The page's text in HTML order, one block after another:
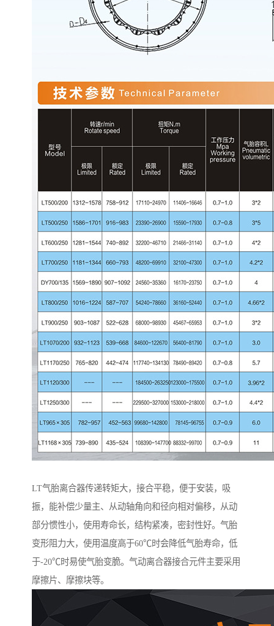
LT气胎离合器传递转矩大，接合平稳，便于安装，吸
振，能补偿少量主、从动轴角向和径向相对偏移，从动
部分惯性小，使用寿命长，结构紧凑，密封性好。气胎
变形阻力大，使用温度高于60℃时会降低气胎寿命，低
于-20℃时易使气胎变脆。气动离合器接合元件主要采用
摩擦片、摩擦块等。